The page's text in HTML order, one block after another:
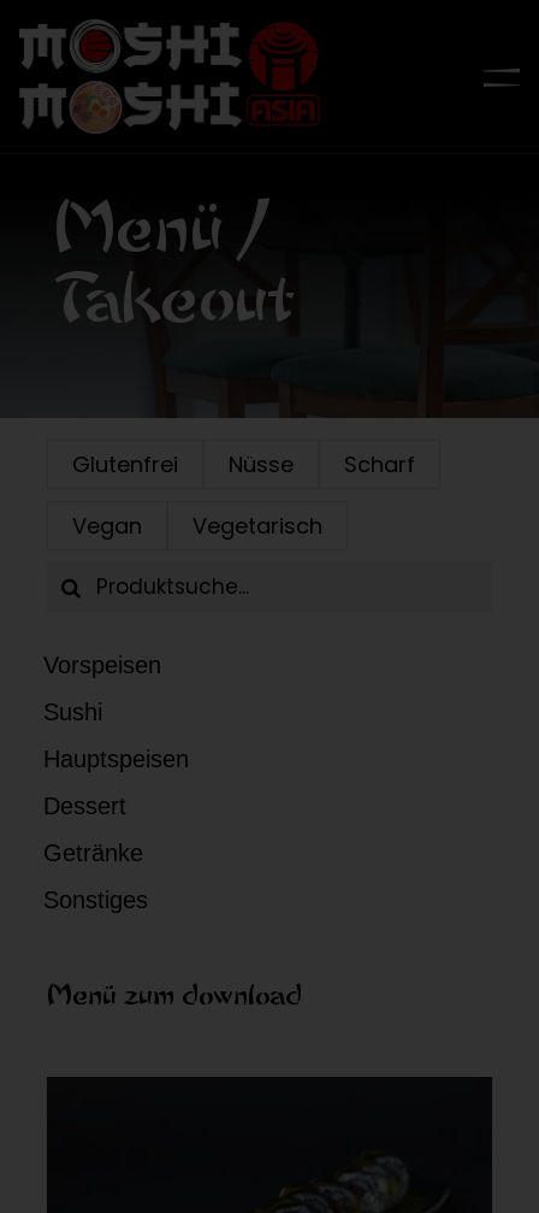
Zum
Inhalt
springen
Lieferung
Speisekarte
Über Uns
Menü /
Takeout
Glutenfrei Nüsse Scharf
Vegan Vegetarisch
Suche
Vorspeisen
Sushi
Hauptspeisen
Dessert
Getränke
Sonstiges
Menü zum download